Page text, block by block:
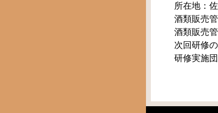
所在地：
酒類販売
酒類販売
次回研修
研修実施